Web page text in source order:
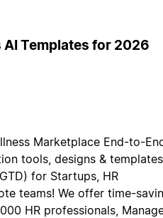
AI Templates for 2026
Marketplace End-to-
tools, designs & templates
for Startups, HR
teams! We offer time-
HR professionals,